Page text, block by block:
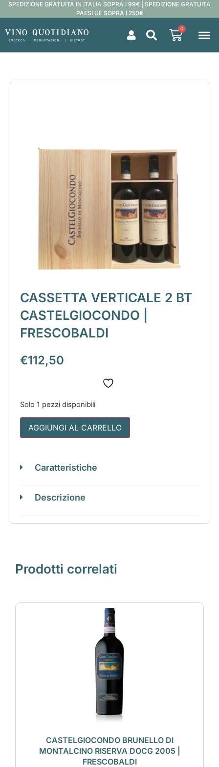
SPEDIZIONE GRATUITA IN ITALIA SOPRA I 99€ | SPEDIZIONE GRATUITA
PAESI UE SOPRA I 250€
0
CASSETTA VERTICALE 2 BT
CASTELGIOCONDO |
FRESCOBALDI
€112,50
Solo 1 pezzi disponibili
AGGIUNGI AL CARRELLO
Caratteristiche
Descrizione
Prodotti correlati
CASTELGIOCONDO BRUNELLO DI
MONTALCINO RISERVA DOCG 2005 |
FRESCOBALDI